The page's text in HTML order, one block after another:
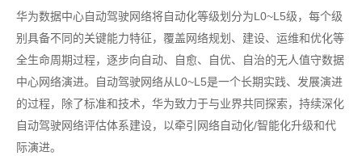
华为数据中心自动驾驶网络将自动化等级划分为L0~L5级，每个级
别具备不同的关键能力特征，覆盖网络规划、建设、运维和优化等
全生命周期过程，逐步向自动、自愈、自优、自治的无人值守数据
中心网络演进。自动驾驶网络从L0~L5是一个长期实践、发展演进
的过程，除了标准和技术，华为致力于与业界共同探索，持续深化
自动驾驶网络评估体系建设，以牵引网络自动化/智能化升级和代
际演进。